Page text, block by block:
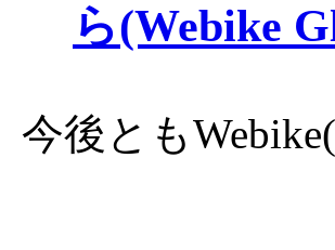
ら(Webike
今後とも